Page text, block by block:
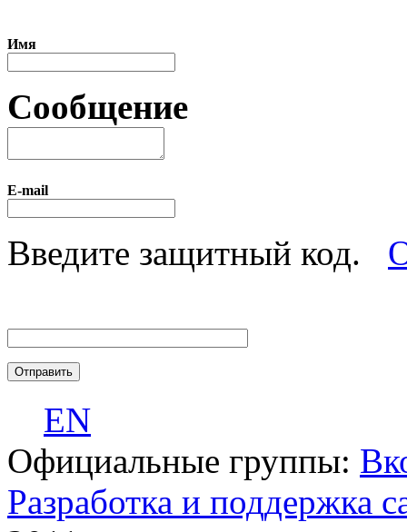
Имя
Сообщение
E-mail
Введите защитный код.
EN
Официальные группы:
Разработка и поддержка